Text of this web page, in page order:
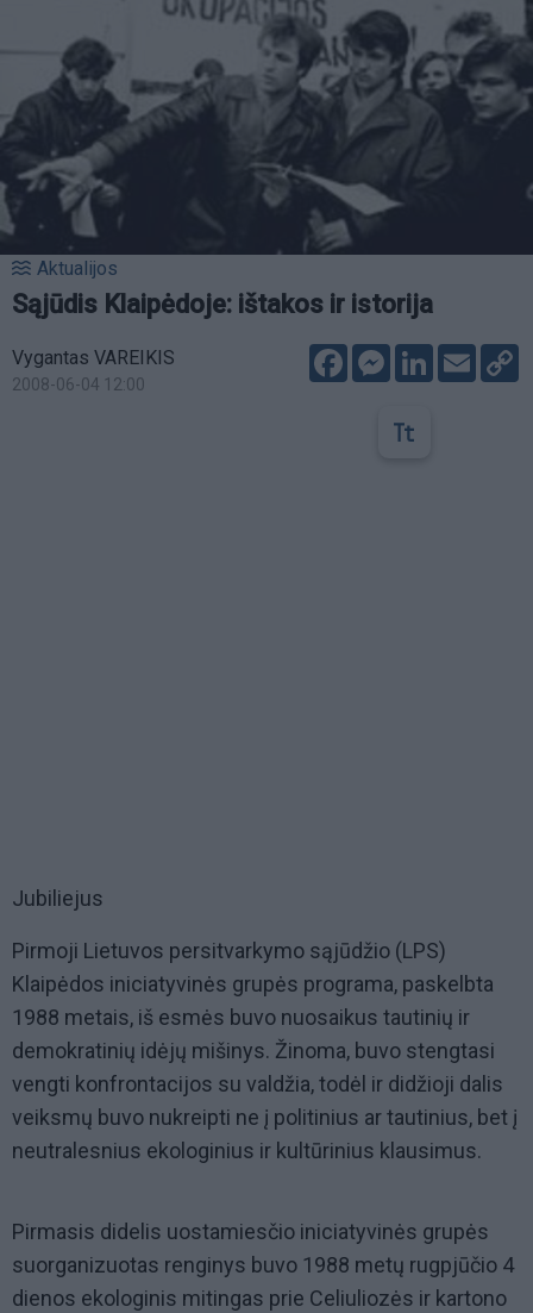
Aktualijos
Sąjūdis Klaipėdoje: ištakos ir istorija
Vygantas VAREIKIS
2008-06-04 12:00
FacebookMessenger
LinkedIn
Email
Jubiliejus
Pirmoji Lietuvos persitvarkymo sąjūdžio (LPS)
Klaipėdos iniciatyvinės grupės programa, paskelbta
1988 metais, iš esmės buvo nuosaikus tautinių ir
demokratinių idėjų mišinys. Žinoma, buvo stengtasi
vengti konfrontacijos su valdžia, todėl ir didžioji dalis
veiksmų buvo nukreipti ne į politinius ar tautinius, bet į
neutralesnius ekologinius ir kultūrinius klausimus.
Pirmasis didelis uostamiesčio iniciatyvinės grupės
suorganizuotas renginys buvo 1988 metų rugpjūčio 4
dienos ekologinis mitingas prie Celiuliozės ir kartono